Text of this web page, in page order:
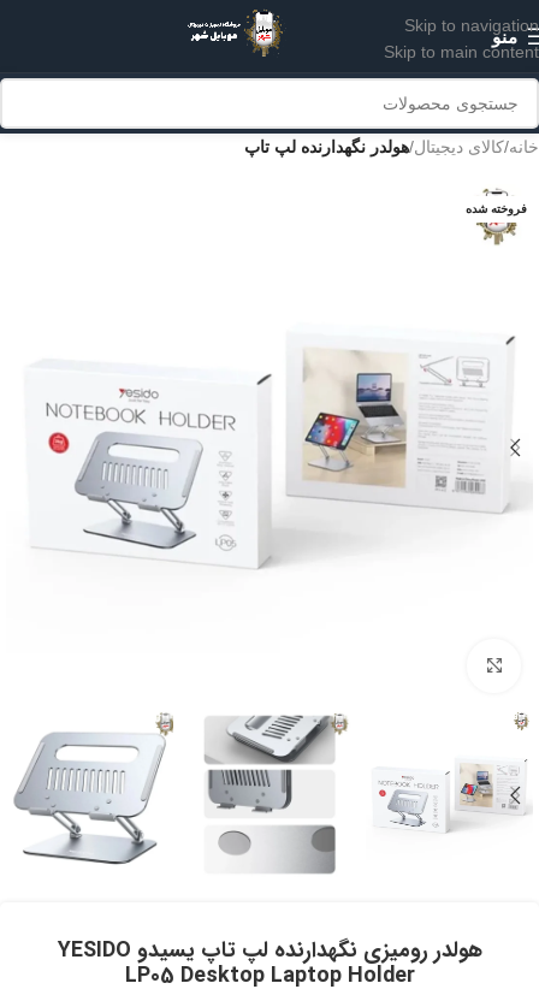
Skip to navigation
Skip to main content
منو
خانه کالای دیجیتال هولدر نگهدارنده لپ تاپ
فروخته شده
هولدر رومیزی نگهدارنده لپ تاپ یسیدو YESIDO
LP05 Desktop Laptop Holder